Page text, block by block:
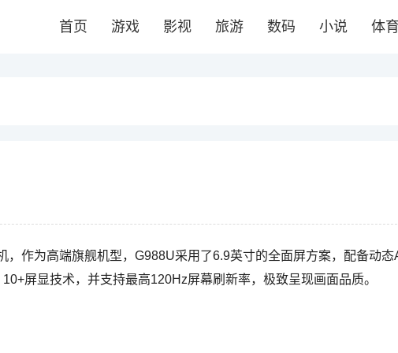
首页 游戏 影视 旅游 数码 小说 体育
，作为高端旗舰机型，G988U采用了6.9英寸的全面屏方案，配备动态
屏显技术，并支持最高120Hz屏幕刷新率，极致呈现画面品质。